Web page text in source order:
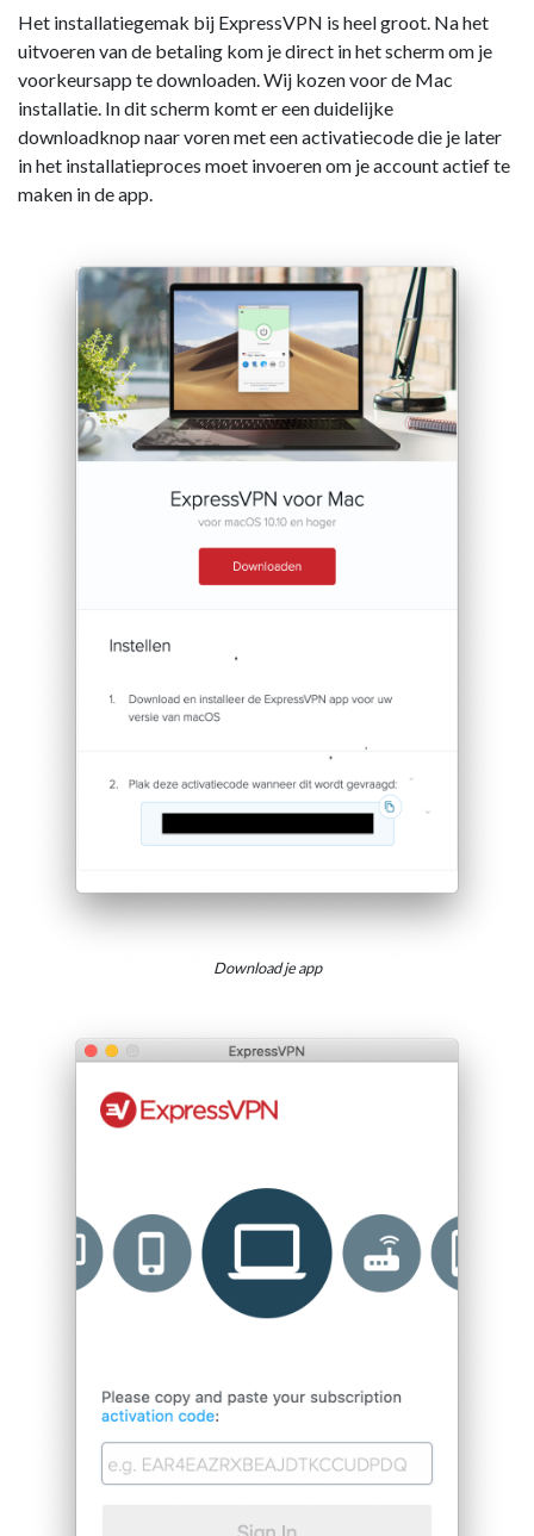
Het installatiegemak bij ExpressVPN is heel groot. Na het
uitvoeren van de betaling kom je direct in het scherm om je
voorkeursapp te downloaden. Wij kozen voor de Mac
installatie. In dit scherm komt er een duidelijke
downloadknop naar voren met een activatiecode die je later
in het installatieproces moet invoeren om je account actief te
maken in de app.
Download je app